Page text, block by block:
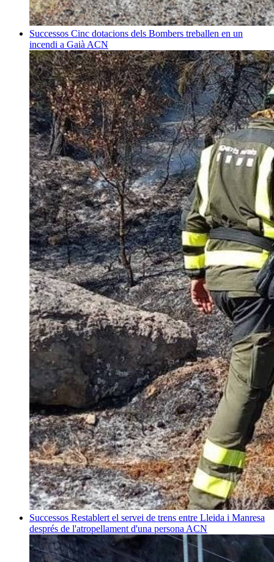
Successos Cinc dotacions dels Bombers treballen en un
incendi a Gaià ACN
Successos Restablert el servei de trens entre Lleida i Manresa
després de l'atropellament d'una persona ACN